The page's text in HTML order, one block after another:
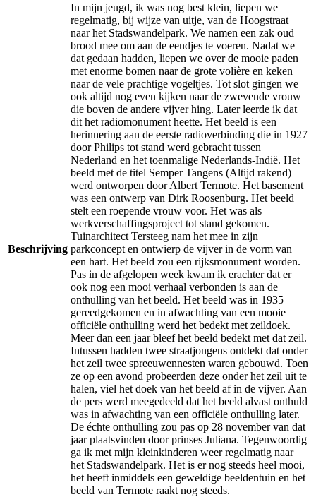
Beschrijving
In mijn jeugd, ik was nog best klein, liepen we
regelmatig, bij wijze van uitje, van de Hoogstraat
naar het Stadswandelpark. We namen een zak oud
brood mee om aan de eendjes te voeren. Nadat we
dat gedaan hadden, liepen we over de mooie paden
met enorme bomen naar de grote volière en keken
naar de vele prachtige vogeltjes. Tot slot gingen we
ook altijd nog even kijken naar de zwevende vrouw
die boven de andere vijver hing. Later leerde ik dat
dit het radiomonument heette. Het beeld is een
herinnering aan de eerste radioverbinding die in 1927
door Philips tot stand werd gebracht tussen
Nederland en het toenmalige Nederlands-Indië. Het
beeld met de titel Semper Tangens (Altijd rakend)
werd ontworpen door Albert Termote. Het basement
was een ontwerp van Dirk Roosenburg. Het beeld
stelt een roepende vrouw voor. Het was als
werkverschaffingsproject tot stand gekomen.
Tuinarchitect Tersteeg nam het mee in zijn
parkconcept en ontwierp de vijver in de vorm van
een hart. Het beeld zou een rijksmonument worden.
Pas in de afgelopen week kwam ik erachter dat er
ook nog een mooi verhaal verbonden is aan de
onthulling van het beeld. Het beeld was in 1935
gereedgekomen en in afwachting van een mooie
officiële onthulling werd het bedekt met zeildoek.
Meer dan een jaar bleef het beeld bedekt met dat zeil.
Intussen hadden twee straatjongens ontdekt dat onder
het zeil twee spreeuwennesten waren gebouwd. Toen
ze op een avond probeerden deze onder het zeil uit te
halen, viel het doek van het beeld af in de vijver. Aan
de pers werd meegedeeld dat het beeld alvast onthuld
was in afwachting van een officiële onthulling later.
De échte onthulling zou pas op 28 november van dat
jaar plaatsvinden door prinses Juliana. Tegenwoordig
ga ik met mijn kleinkinderen weer regelmatig naar
het Stadswandelpark. Het is er nog steeds heel mooi,
het heeft inmiddels een geweldige beeldentuin en het
beeld van Termote raakt nog steeds.